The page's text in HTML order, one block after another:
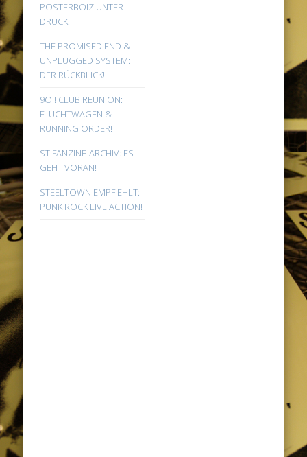
POSTERBOIZ UNTER
DRUCK!
THE PROMISED END &
UNPLUGGED SYSTEM:
DER RÜCKBLICK!
9Oi! CLUB REUNION:
FLUCHTWAGEN &
RUNNING ORDER!
ST FANZINE-ARCHIV: ES
GEHT VORAN!
STEELTOWN EMPFIEHLT:
PUNK ROCK LIVE ACTION!